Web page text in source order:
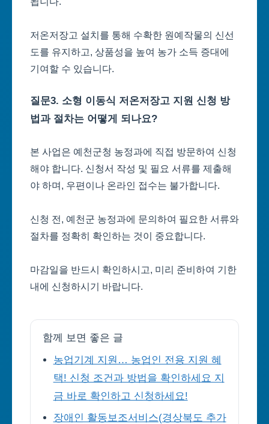
저온저장고 설치를 통해 수확한 원예작물의 신선
도를 유지하고, 상품성을 높여 농가 소득 증대에
기여할 수 있습니다.
질문3. 소형 이동식 저온저장고 지원 신청 방
법과 절차는 어떻게 되나요?
본 사업은 예천군청 농정과에 직접 방문하여 신청
해야 합니다. 신청서 작성 및 필요 서류를 제출해
야 하며, 우편이나 온라인 접수는 불가합니다.
신청 전, 예천군 농정과에 문의하여 필요한 서류와
절차를 정확히 확인하는 것이 중요합니다.
마감일을 반드시 확인하시고, 미리 준비하여 기한
내에 신청하시기 바랍니다.
함께 보면 좋은 글
농업기계 지원… 농업인 전용 지원 혜
택! 신청 조건과 방법을 확인하세요 지
금 바로 확인하고 신청하세요!
장애인 활동보조서비스(경상북도 추가